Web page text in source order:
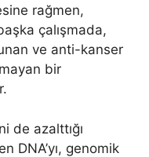
rağmen,
çalışmada,
ve anti-kanser
bir
de azalttığı
DNA’yı, genomik